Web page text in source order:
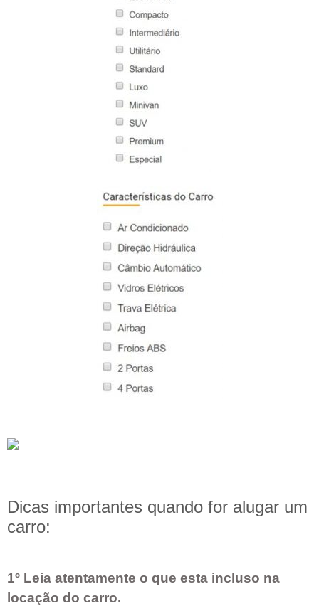
Dicas importantes quando for alugar um
carro:
1º Leia atentamente o que esta incluso na
locação do carro.